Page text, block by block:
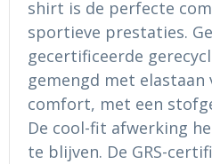
Ondergoed en Sokken
Regenkleding
Gereedschap
Schoenen
Sokken en Nachtkleding
Regenkleding
Schoenen
Gilets
shirt is de perfecte
sportieve prestaties.
gecertificeerde
gemengd met
comfort, met een
De cool-fit afwerking
te blijven. De GRS-